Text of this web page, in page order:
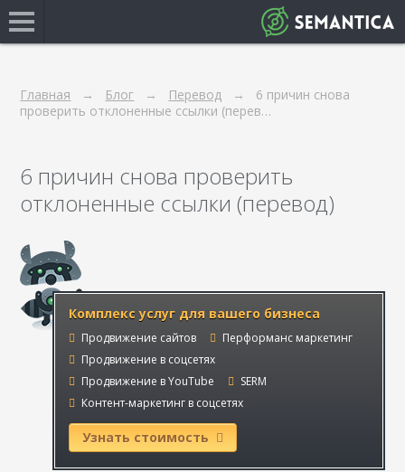
Главная Блог Перевод
6 причин снова
проверить отклоненные ссылки (перев…
6 причин снова проверить
отклоненные ссылки (перевод)
Комплекс услуг для вашего бизнеса
Продвижение сайтов
Перформанс маркетинг
Продвижение в соцсетях
Продвижение в YouTube
SERM
Контент-маркетинг в соцсетях
Узнать стоимость